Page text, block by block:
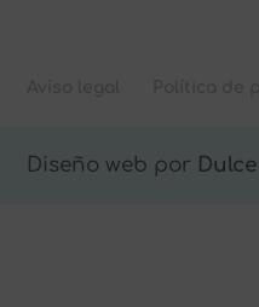
Diseño web por